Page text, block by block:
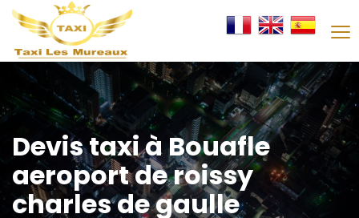
Devis taxi à Bouafle
aeroport de roissy
charles de gaulle